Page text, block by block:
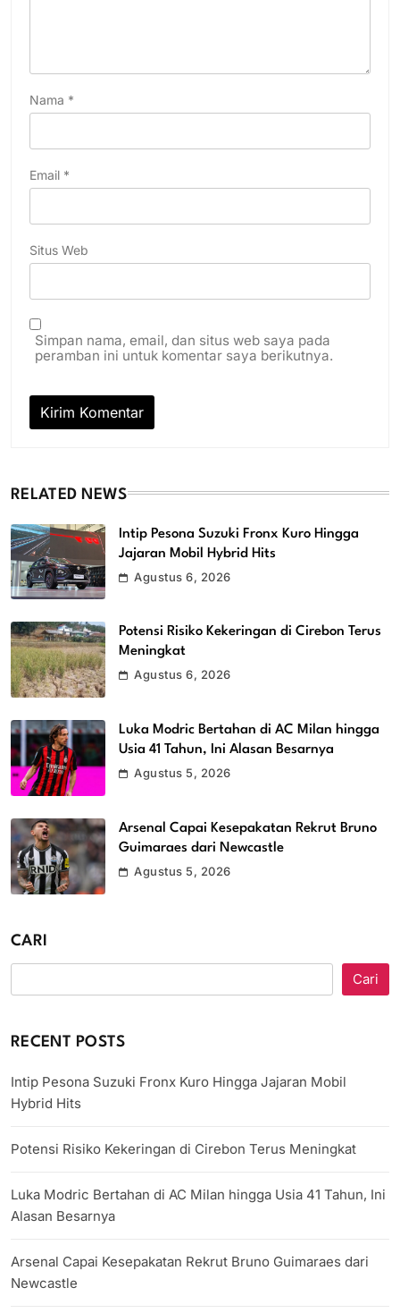
Nama *
Email *
Situs Web
Simpan nama, email, dan situs web saya pada
peramban ini untuk komentar saya berikutnya.
RELATED NEWS
Intip Pesona Suzuki Fronx Kuro Hingga
Jajaran Mobil Hybrid Hits
Agustus 6, 2026
Potensi Risiko Kekeringan di Cirebon Terus
Meningkat
Agustus 6, 2026
Luka Modric Bertahan di AC Milan hingga
Usia 41 Tahun, Ini Alasan Besarnya
Agustus 5, 2026
Arsenal Capai Kesepakatan Rekrut Bruno
Guimaraes dari Newcastle
Agustus 5, 2026
CARI
Cari
RECENT POSTS
Intip Pesona Suzuki Fronx Kuro Hingga Jajaran Mobil
Hybrid Hits
Potensi Risiko Kekeringan di Cirebon Terus Meningkat
Luka Modric Bertahan di AC Milan hingga Usia 41 Tahun, Ini
Alasan Besarnya
Arsenal Capai Kesepakatan Rekrut Bruno Guimaraes dari
Newcastle